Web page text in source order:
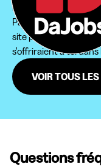
régions pour trouver
Par ailleurs, n'hésite
site pour ne pas
s'offriraient à toi
VOIR TOUS
Questions